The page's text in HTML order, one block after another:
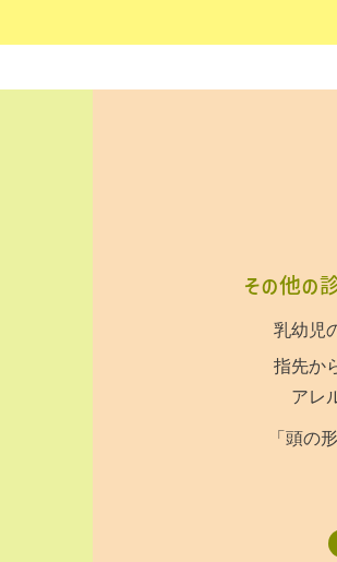
その他の
乳幼児
指先か
アレ
「頭の